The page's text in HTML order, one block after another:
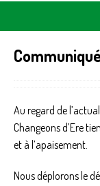
Au regard de
Changeons d’Ere
et à l’apaisement.
Nous déplorons le